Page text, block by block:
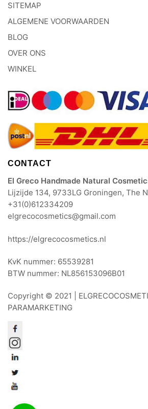
SITEMAP
ALGEMENE VOORWAARDEN
BLOG
OVER ONS
WINKEL
CONTACT
El Greco Handmade Natural
Lijzijde 134, 9733LG Groningen, The
+31(0)612334209
elgrecocosmetics@gmail.com
https://elgrecocosmetics.nl
KvK nummer: 65539281
BTW nummer: NL856153096B01
Copyright © 2021 |
PARAMARKETING